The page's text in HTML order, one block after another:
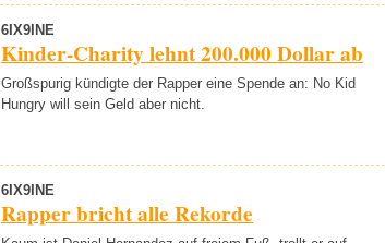
6IX9INE
Kinder-Charity lehnt 200.000 Dollar ab
Großspurig kündigte der Rapper eine Spende an: No Kid
Hungry will sein Geld aber nicht.
6IX9INE
Rapper bricht alle Rekorde